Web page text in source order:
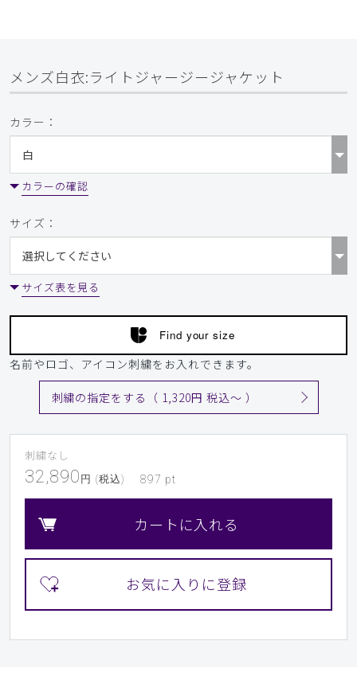
メンズ白衣:ライトジャージージャケット
カラー：
カラーの確認
サイズ：
サイズ表を見る
Find your size
名前やロゴ、アイコン刺繍をお入れできます。
刺繍の指定をする（ 1,320円 税込〜 ）
刺繍なし
32,890 円 (税込) 897 pt
カートに入れる